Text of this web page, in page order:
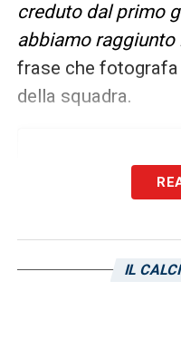
creduto dal primo
abbiamo
frase che fotografa
della squadra.
IL